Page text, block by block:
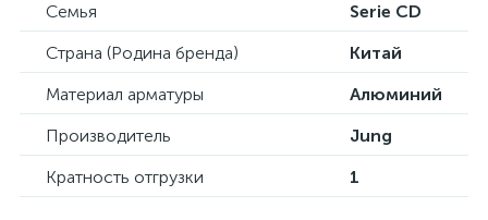
Семья
Serie CD
Страна (Родина бренда)
Китай
Материал арматуры
Алюминий
Производитель
Jung
Кратность отгрузки
1